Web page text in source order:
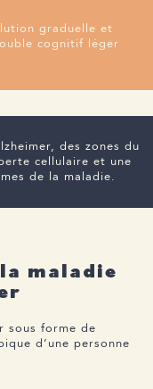
graduelle et
cognitif léger
des zones du
cellulaire et une
de la maladie.
maladie
sous forme de
d’une personne